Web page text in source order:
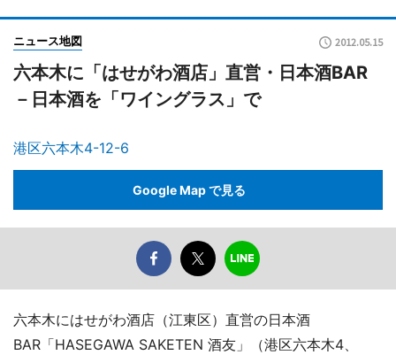
ニュース地図 2012.05.15
六本木に「はせがわ酒店」直営・日本酒BAR
－日本酒を「ワイングラス」で
港区六本木4-12-6
Google Map で見る
六本木にはせがわ酒店（江東区）直営の日本酒
BAR「HASEGAWA SAKETEN 酒友」（港区六本木4、